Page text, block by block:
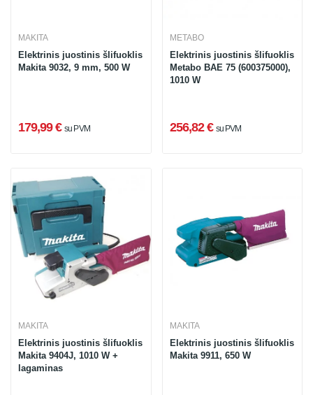
MAKITA
Elektrinis juostinis šlifuoklis
Makita 9032, 9 mm, 500 W
179,99 € su PVM
METABO
Elektrinis juostinis šlifuoklis
Metabo BAE 75 (600375000),
1010 W
256,82 € su PVM
MAKITA
Elektrinis juostinis šlifuoklis
Makita 9404J, 1010 W +
lagaminas
MAKITA
Elektrinis juostinis šlifuoklis
Makita 9911, 650 W